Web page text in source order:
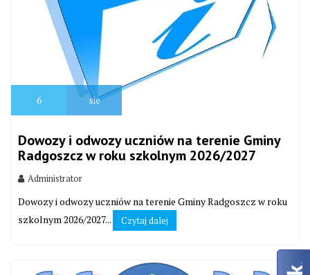
6 sie
Dowozy i odwozy uczniów na terenie Gminy
Radgoszcz w roku szkolnym 2026/2027
Administrator
Dowozy i odwozy uczniów na terenie Gminy Radgoszcz w roku
szkolnym 2026/2027...
Czytaj dalej